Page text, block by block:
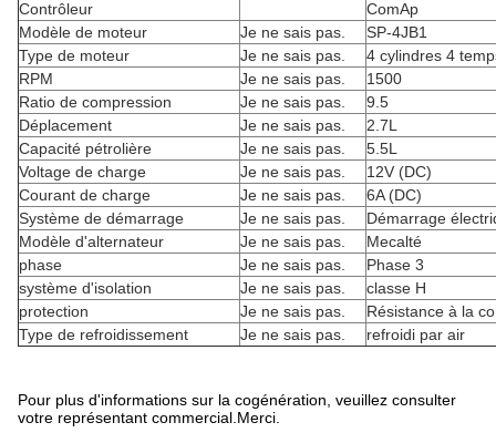
Contrôleur
ComAp
Modèle de moteur
Je ne sais pas.
SP-4JB1
Type de moteur
Je ne sais pas.
4 cylindres 4
RPM
Je ne sais pas.
1500
Ratio de compression
Je ne sais pas.
9.5
Déplacement
Je ne sais pas.
2.7L
Capacité pétrolière
Je ne sais pas.
5.5L
Voltage de charge
Je ne sais pas.
12V (DC)
Courant de charge
Je ne sais pas.
6A (DC)
Système de démarrage
Je ne sais pas.
Démarrage
Modèle d'alternateur
Je ne sais pas.
Mecalté
phase
Je ne sais pas.
Phase 3
système d'isolation
Je ne sais pas.
classe H
protection
Je ne sais pas.
Résistance à la
Type de refroidissement
Je ne sais pas. refroidi par air
Pour plus d'informations sur la cogénération, veuillez consulter
votre représentant commercial.Merci.